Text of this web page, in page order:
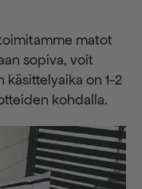
matot
sopiva, voit
käsittelyaika on 1-2
kohdalla.